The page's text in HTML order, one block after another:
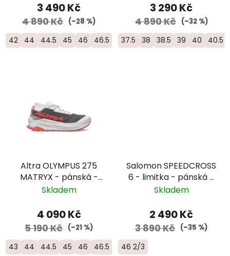
3 490 Kč
4 890 Kč (–28 %)
42 44 44.5 45 46 46.5
3 290 Kč
4 890 Kč (–32 %)
37.5 38 38.5 39 40 40.5
Altra OLYMPUS 275
MATRYX - pánská -
bílá/šedá/oranžová
Skladem
4 090 Kč
5 190 Kč (–21 %)
43 44 44.5 45 46 46.5
Salomon SPEEDCROSS
6 - limitka - pánská -
černá/modrá/
Skladem
2 490 Kč
3 890 Kč (–35 %)
46 2/3